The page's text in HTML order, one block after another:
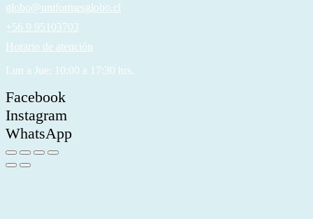
globo@uniformesglobo.cl
+56 9 95103703
Horario de atención
Lun a Jue: 10:00 a 17:30 hrs.
Facebook
Instagram
WhatsApp